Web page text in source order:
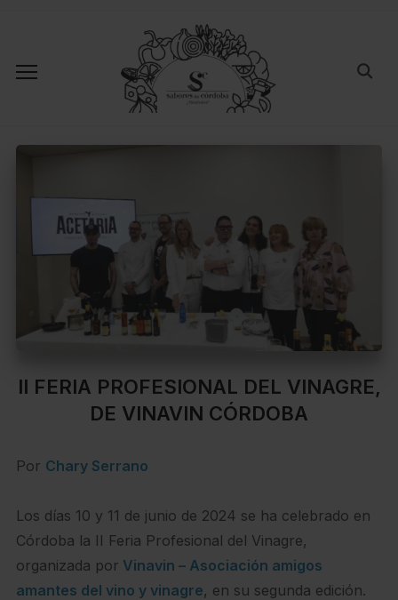
II FERIA PROFESIONAL DEL VINAGRE,
DE VINAVIN CÓRDOBA
Por Chary Serrano
Los días 10 y 11 de junio de 2024 se ha celebrado en
Córdoba la II Feria Profesional del Vinagre,
organizada por Vinavin – Asociación amigos
amantes del vino y vinagre, en su segunda edición.